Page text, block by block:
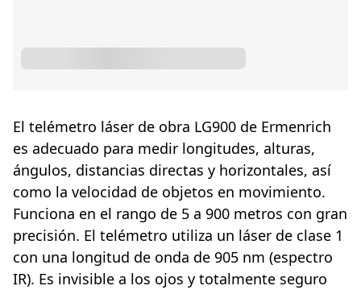
El telémetro láser de obra LG900 de Ermenrich
es adecuado para medir longitudes, alturas,
ángulos, distancias directas y horizontales, así
como la velocidad de objetos en movimiento.
Funciona en el rango de 5 a 900 metros con gran
precisión. El telémetro utiliza un láser de clase 1
con una longitud de onda de 905 nm (espectro
IR). Es invisible a los ojos y totalmente seguro